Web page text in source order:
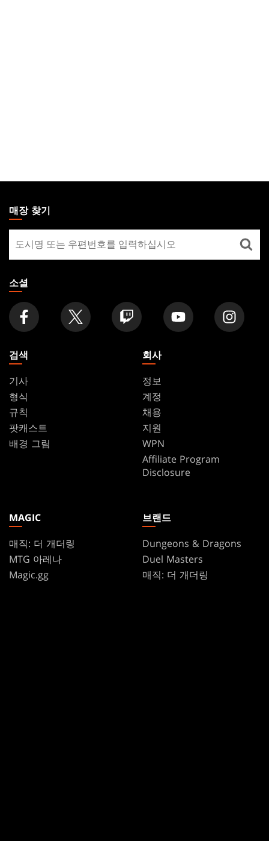
THE
GATHERING
FOOTER
매장 찾기
장
찾
기
소셜
검색
기사
형식
규칙
팟캐스트
배경 그림
회사
정보
계정
채용
지원
WPN
Affiliate Program
Disclosure
MAGIC
매직: 더 개더링
MTG 아레나
Magic.gg
브랜드
Dungeons & Dragons
Duel Masters
매직: 더 개더링